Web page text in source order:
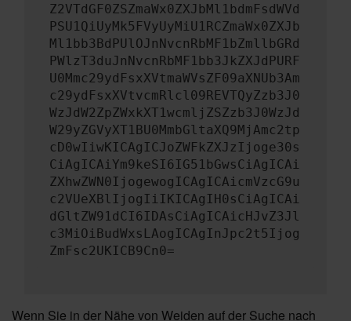
Z2VTdGF0ZSZmaWx0ZXJbMl1bdmFsdWVd
PSU1QiUyMk5FVyUyMiU1RCZmaWx0ZXJb
Ml1bb3BdPUlOJnNvcnRbMF1bZmllbGRd
PWlzT3duJnNvcnRbMF1bb3JkZXJdPURF
U0Mmc29ydFsxXVtmaWVsZF09aXNUb3Am
c29ydFsxXVtvcmRlcl09REVTQyZzb3J0
WzJdW2ZpZWxkXT1wcmljZSZzb3J0WzJd
W29yZGVyXT1BU0MmbGltaXQ9MjAmc2tp
cD0wIiwKICAgICJoZWFkZXJzIjoge30s
CiAgICAiYm9keSI6IG51bGwsCiAgICAi
ZXhwZWN0IjogewogICAgICAicmVzcG9u
c2VUeXBlIjogIiIKICAgIH0sCiAgICAi
dGltZW91dCI6IDAsCiAgICAicHJvZ3Jl
c3MiOiBudWxsLAogICAgInJpc2t5Ijog
ZmFsc2UKICB9Cn0=
Wenn Sie in der Nähe von Weiden auf der Suche nach